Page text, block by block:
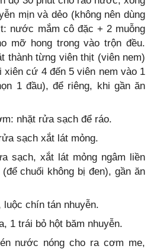
mịn và dẻo (không nên dùng
nước mắm cô đặc + 2 muỗng
mỡ hong trong vào trộn đều.
thành từng viên thịt (viên nem)
xiên cứ 4 đến 5 viên nem vào 1
1 đầu), để riêng, khi gần ăn
nhặt rửa sạch để ráo.
sạch xắt lát mỏng.
sạch, xắt lát mỏng ngâm liền
chuối không bị đen), gần ăn
chín tán nhuyễn.
1 trái bỏ hột băm nhuyễn.
nước nóng cho ra cơm me,